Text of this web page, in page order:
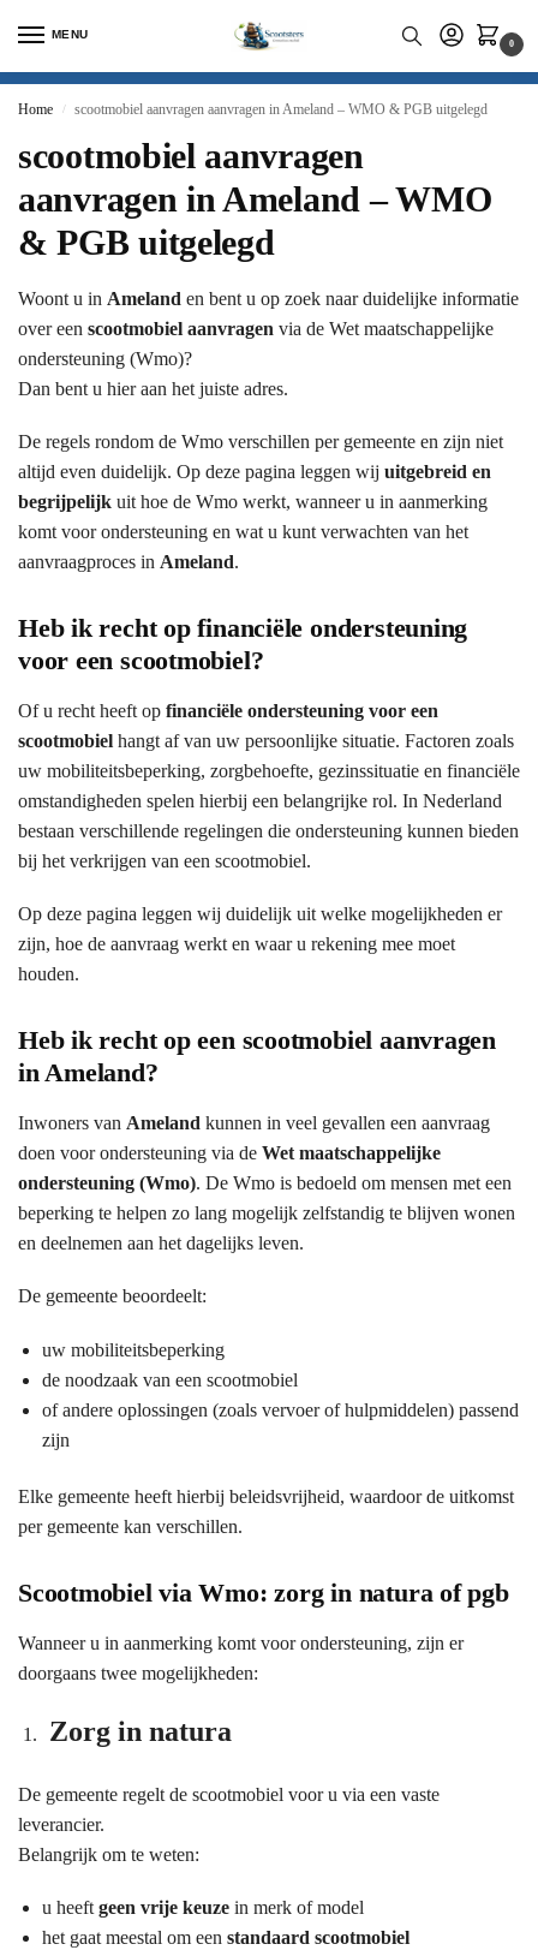
MENU
0
Home / scootmobiel aanvragen aanvragen in Ameland – WMO & PGB uitgelegd
scootmobiel aanvragen
aanvragen in Ameland – WMO
& PGB uitgelegd
Woont u in Ameland en bent u op zoek naar duidelijke informatie
over een scootmobiel aanvragen via de Wet maatschappelijke
ondersteuning (Wmo)?
Dan bent u hier aan het juiste adres.
De regels rondom de Wmo verschillen per gemeente en zijn niet
altijd even duidelijk. Op deze pagina leggen wij uitgebreid en
begrijpelijk uit hoe de Wmo werkt, wanneer u in aanmerking
komt voor ondersteuning en wat u kunt verwachten van het
aanvraagproces in Ameland.
Heb ik recht op financiële ondersteuning
voor een scootmobiel?
Of u recht heeft op financiële ondersteuning voor een
scootmobiel hangt af van uw persoonlijke situatie. Factoren zoals
uw mobiliteitsbeperking, zorgbehoefte, gezinssituatie en financiële
omstandigheden spelen hierbij een belangrijke rol. In Nederland
bestaan verschillende regelingen die ondersteuning kunnen bieden
bij het verkrijgen van een scootmobiel.
Op deze pagina leggen wij duidelijk uit welke mogelijkheden er
zijn, hoe de aanvraag werkt en waar u rekening mee moet
houden.
Heb ik recht op een scootmobiel aanvragen
in Ameland?
Inwoners van Ameland kunnen in veel gevallen een aanvraag
doen voor ondersteuning via de Wet maatschappelijke
ondersteuning (Wmo). De Wmo is bedoeld om mensen met een
beperking te helpen zo lang mogelijk zelfstandig te blijven wonen
en deelnemen aan het dagelijks leven.
De gemeente beoordeelt:
uw mobiliteitsbeperking
de noodzaak van een scootmobiel
of andere oplossingen (zoals vervoer of hulpmiddelen) passend
zijn
Elke gemeente heeft hierbij beleidsvrijheid, waardoor de uitkomst
per gemeente kan verschillen.
Scootmobiel via Wmo: zorg in natura of pgb
Wanneer u in aanmerking komt voor ondersteuning, zijn er
doorgaans twee mogelijkheden:
Zorg in natura
De gemeente regelt de scootmobiel voor u via een vaste
leverancier.
Belangrijk om te weten:
u heeft geen vrije keuze in merk of model
het gaat meestal om een standaard scootmobiel